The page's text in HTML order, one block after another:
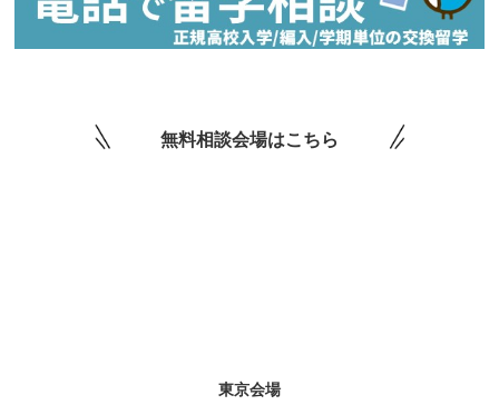
無料相談会場はこちら
東京会場